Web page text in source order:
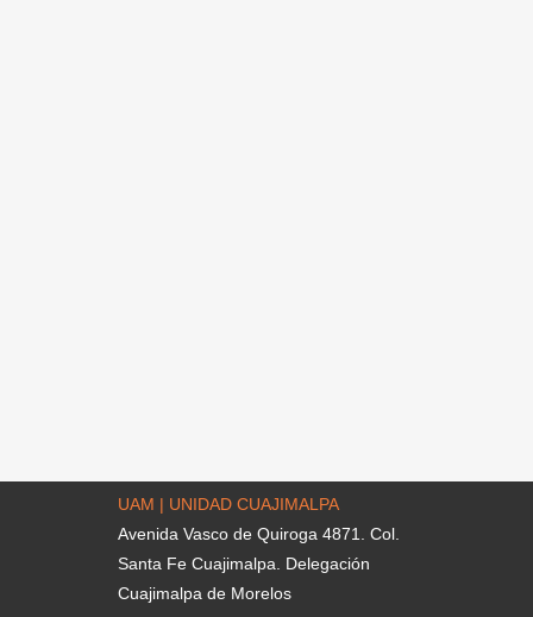
UAM | UNIDAD CUAJIMALPA
Avenida Vasco de Quiroga 4871. Col.
Santa Fe Cuajimalpa. Delegación
Cuajimalpa de Morelos